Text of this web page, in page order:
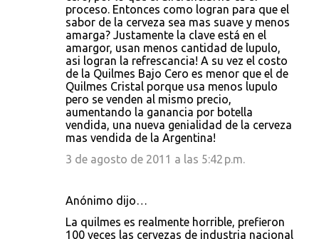
proceso. Entonces como logran para que el
sabor de la cerveza sea mas suave y menos
amarga? Justamente la clave está en el
amargor, usan menos cantidad de lupulo,
asi logran la refrescancia! A su vez el costo
de la Quilmes Bajo Cero es menor que el de
Quilmes Cristal porque usa menos lupulo
pero se venden al mismo precio,
aumentando la ganancia por botella
vendida, una nueva genialidad de la cerveza
mas vendida de la Argentina!
3 de agosto de 2011 a las 5:42 p.m.
Anónimo dijo…
La quilmes es realmente horrible, prefieron
100 veces las cervezas de industria nacional